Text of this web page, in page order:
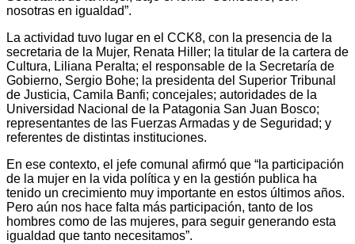
nosotras en igualdad”.
La actividad tuvo lugar en el CCK8, con la presencia de la
secretaria de la Mujer, Renata Hiller; la titular de la cartera de
Cultura, Liliana Peralta; el responsable de la Secretaría de
Gobierno, Sergio Bohe; la presidenta del Superior Tribunal
de Justicia, Camila Banfi; concejales; autoridades de la
Universidad Nacional de la Patagonia San Juan Bosco;
representantes de las Fuerzas Armadas y de Seguridad; y
referentes de distintas instituciones.
En ese contexto, el jefe comunal afirmó que “la participación
de la mujer en la vida política y en la gestión publica ha
tenido un crecimiento muy importante en estos últimos años.
Pero aún nos hace falta más participación, tanto de los
hombres como de las mujeres, para seguir generando esta
igualdad que tanto necesitamos”.